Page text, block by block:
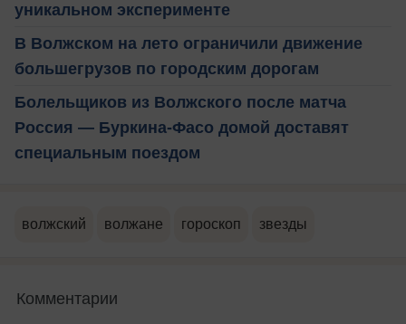
уникальном эксперименте
В Волжском на лето ограничили движение
большегрузов по городским дорогам
Болельщиков из Волжского после матча
Россия — Буркина-Фасо домой доставят
специальным поездом
волжский волжане гороскоп звезды
Комментарии